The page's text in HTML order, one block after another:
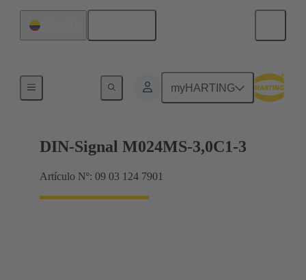
myHARTING
Terminación de placa madre a tarjeta hija
DIN-Signal M024MS-3,0C1-3
Artículo Nº: 09 03 124 7901